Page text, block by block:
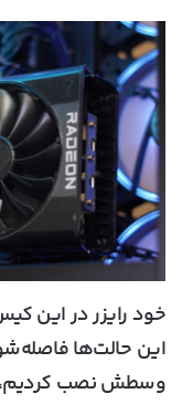
خود رایزر در این
این حالت‌ها